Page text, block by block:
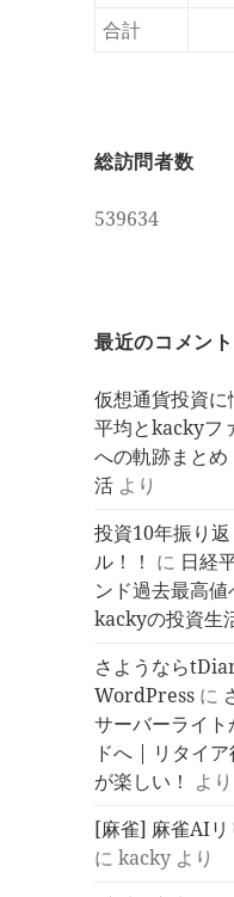
合計
総訪問者数
539634
最近のコメント
仮想通貨投資に
平均とkackyフ
への軌跡まと
活 より
投資10年振り
ル！！ に 日経
ンド過去最高
kackyの投資生
さようなら
WordPress に
サーバーライ
ドへ | リタイ
が楽しい！ より
[麻雀] 麻雀AIリ
にkacky より